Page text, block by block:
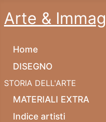
Arte &
Home
DISEGNO
STORIA DELL'ARTE
MATERIALI EXTRA
Indice artisti